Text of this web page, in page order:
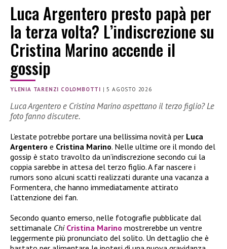
Luca Argentero presto papà per
la terza volta? L’indiscrezione su
Cristina Marino accende il
gossip
YLENIA TARENZI COLOMBOTTI | 5 AGOSTO 2026
Luca Argentero e Cristina Marino aspettano il terzo figlio? Le
foto fanno discutere.
L’estate potrebbe portare una bellissima novità per Luca
Argentero e Cristina Marino. Nelle ultime ore il mondo del
gossip è stato travolto da un’indiscrezione secondo cui la
coppia sarebbe in attesa del terzo figlio. A far nascere i
rumors sono alcuni scatti realizzati durante una vacanza a
Formentera, che hanno immediatamente attirato
l’attenzione dei fan.
Secondo quanto emerso, nelle fotografie pubblicate dal
settimanale Chi Cristina Marino mostrerebbe un ventre
leggermente più pronunciato del solito. Un dettaglio che è